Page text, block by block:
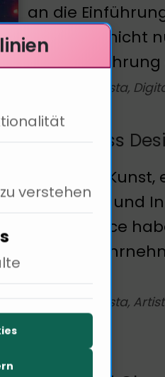
an die
Design ist nicht
Nutzererfahrung
• Quelle: Statista,
Liquid Glass
Design ist
Kreativität und
Renaissance
für die
• Quelle: Statista,
verstehen